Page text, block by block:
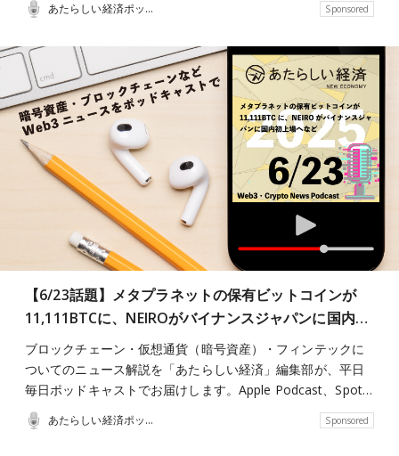
あたらしい経済ポッドキャスト Sponsored
【6/23話題】メタプラネットの保有ビットコインが
11,111BTCに、NEIROがバイナンスジャパンに国内…
ブロックチェーン・仮想通貨（暗号資産）・フィンテックに
ついてのニュース解説を「あたらしい経済」編集部が、平日
毎日ポッドキャストでお届けします。Apple Podcast、Spot…
あたらしい経済ポッドキャスト Sponsored